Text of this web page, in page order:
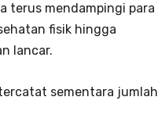
terus mendampingi para
fisik hingga
lancar.
sementara jumlah